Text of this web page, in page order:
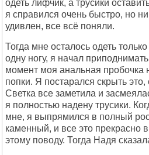
одеть лифчик, а трусики
я справился очень быстро, но
удивлен, все всё поняли.
Тогда мне осталось одеть
одну ногу, я начал
момент моя анальная пробочка
попки. Я постарался скрыть
Светка все заметила и
я полностью надену трусики.
мне, я выпрямился в полный
каменный, и все это прекрасно
этому поводу. Тогда Надя